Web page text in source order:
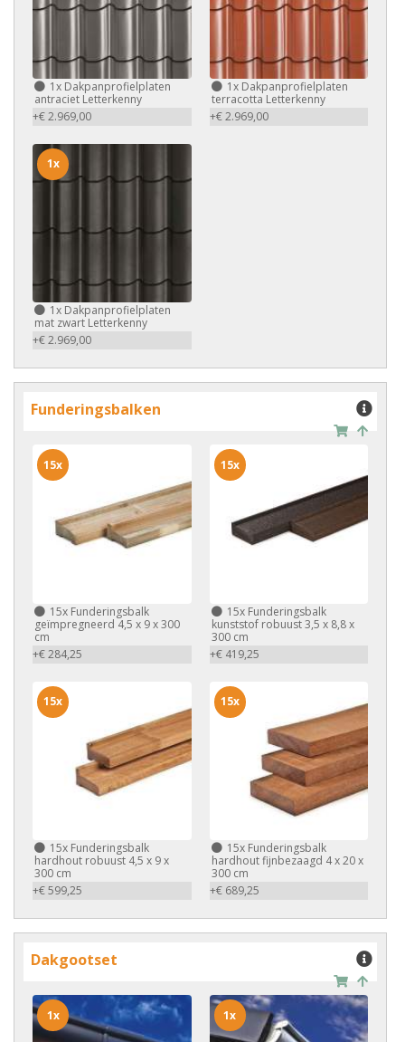
1x Dakpanprofielplaten
antraciet Letterkenny
+€ 2.969,00
1xDakpanprofielplaten
terracotta Letterkenny
+€ 2.969,00
1x Dakpanprofielplaten
mat zwart Letterkenny
+€ 2.969,00
1x
Funderingsbalken
15x Funderingsbalk
geïmpregneerd 4,5 x 9 x 300
cm
+€ 284,25
15x
15xFunderingsbalk
kunststof robuust 3,5 x 8,8 x
300 cm
+€ 419,25
15x
15x Funderingsbalk
hardhout robuust 4,5 x 9 x
300 cm
+€ 599,25
15x
15xFunderingsbalk
hardhout fijnbezaagd 4 x 20 x
300 cm
+€ 689,25
15x
Dakgootset
1x 1x